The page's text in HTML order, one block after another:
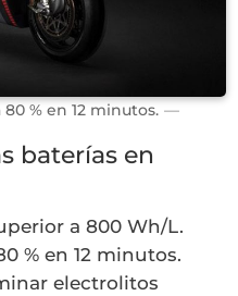
80 % en 12 minutos.
baterías en
a 800 Wh/L.
% en 12 minutos.
electrolitos